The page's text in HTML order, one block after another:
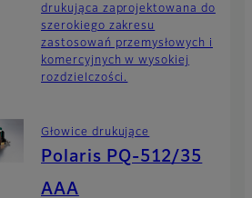
drukująca zaprojektowana do
szerokiego zakresu
zastosowań przemysłowych i
komercyjnych w wysokiej
rozdzielczości.
Głowice drukujące
Polaris PQ-512/35
AAA